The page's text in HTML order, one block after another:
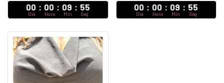
00 : 00 : 09 : 54
Dia Hora Min Seg
00 : 00 : 09 : 54
Dia Hora Min Seg